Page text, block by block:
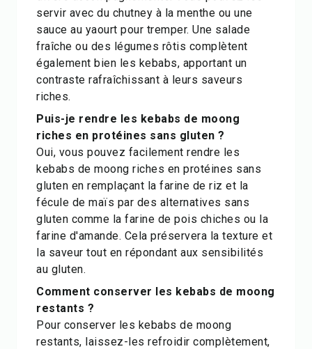
servir avec du chutney à la menthe ou une
sauce au yaourt pour tremper. Une salade
fraîche ou des légumes rôtis complètent
également bien les kebabs, apportant un
contraste rafraîchissant à leurs saveurs
riches.
Puis-je rendre les kebabs de moong
riches en protéines sans gluten ?
Oui, vous pouvez facilement rendre les
kebabs de moong riches en protéines sans
gluten en remplaçant la farine de riz et la
fécule de maïs par des alternatives sans
gluten comme la farine de pois chiches ou la
farine d'amande. Cela préservera la texture et
la saveur tout en répondant aux sensibilités
au gluten.
Comment conserver les kebabs de moong
restants ?
Pour conserver les kebabs de moong
restants, laissez-les refroidir complètement,